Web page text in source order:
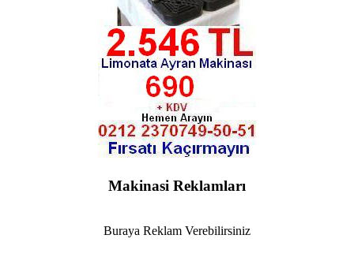
Makinasi Reklamları
Buraya Reklam Verebilirsiniz